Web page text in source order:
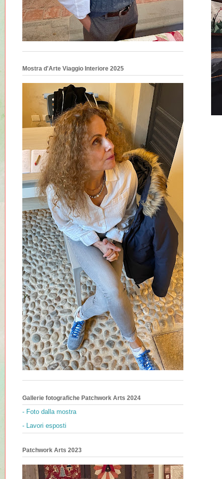
Mostra d'Arte Viaggio Interiore 2025
Gallerie fotografiche Patchwork Arts 2024
- Foto dalla mostra
- Lavori esposti
Patchwork Arts 2023